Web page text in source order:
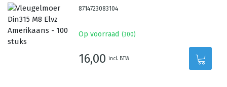
8714723083104
Op voorraad (300)
16,00 incl. BTW